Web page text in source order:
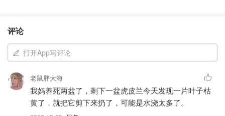
评论
打开App写评论
老鼠胖大海
我妈养死两盆了，剩下一盆虎皮兰今天发现一片叶子枯
黄了，就把它剪下来扔了，可能是水浇太多了。